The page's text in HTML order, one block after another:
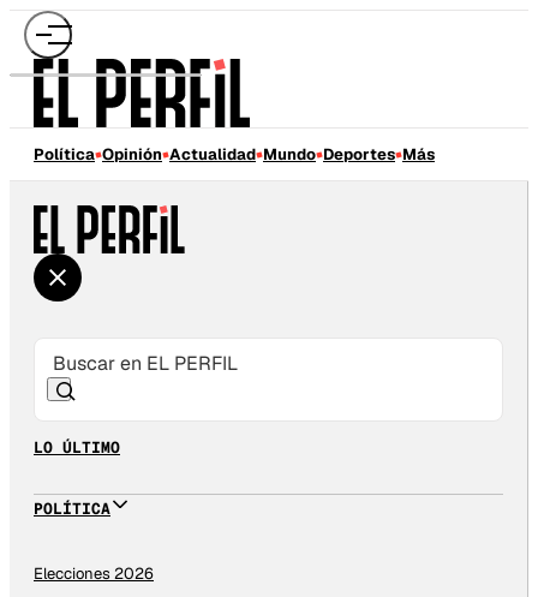
Política Opinión Actualidad Mundo Deportes Más
LO ÚLTIMO
POLÍTICA
Elecciones 2026